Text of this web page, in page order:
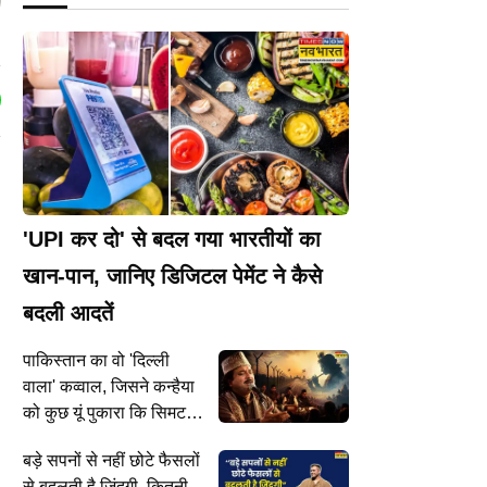
'UPI कर दो' से बदल गया भारतीयों का
खान-पान, जानिए डिजिटल पेमेंट ने कैसे
बदली आदतें
पाकिस्तान का वो 'दिल्ली
वाला' कव्वाल, जिसने कन्हैया
को कुछ यूं पुकारा कि सिमट
बड़े सपनों से नहीं छोटे फैसलों